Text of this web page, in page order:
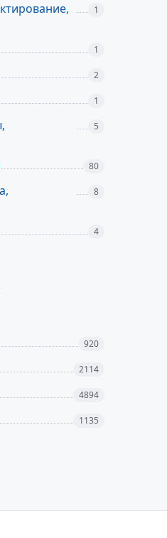
1
1
2
1
5
80
8
4
920
2114
4894
1135